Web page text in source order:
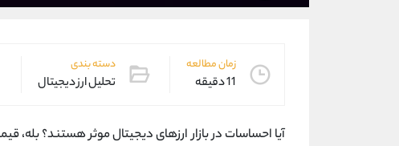
زمان مطالعه
11 دقیقه
دسته بندی
تحلیل ارز دیجیتال
آیا احساسات در بازار ارزهای دیجیتال موثر هستند؟